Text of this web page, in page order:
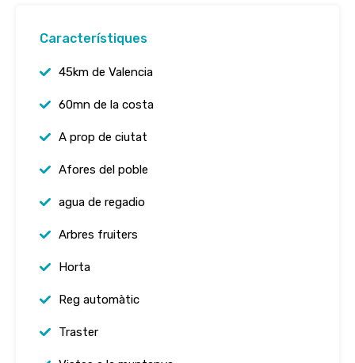
Característiques
45km de Valencia
60mn de la costa
A prop de ciutat
Afores del poble
agua de regadio
Arbres fruiters
Horta
Reg automàtic
Traster